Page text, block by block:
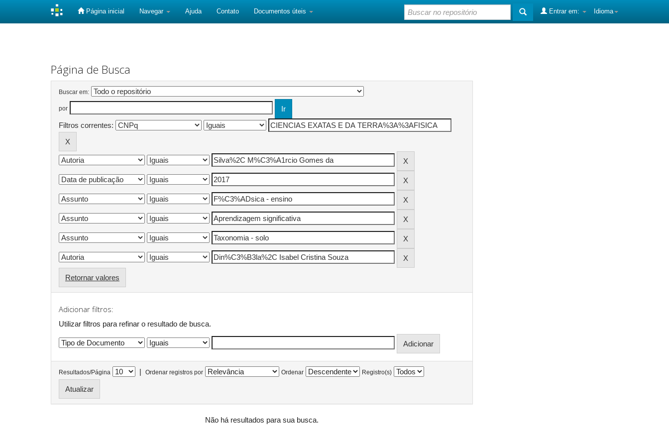
Página inicial Navegar Ajuda Contato Documentos úteis Idioma
Entrar em:
Página de Busca
Buscar em:
por
Filtros correntes:
Retornar valores
Adicionar filtros:
Utilizar filtros para refinar o resultado de busca.
Resultados/Página | Ordenar registros por Ordenar Registro(s)
Não há resultados para sua busca.